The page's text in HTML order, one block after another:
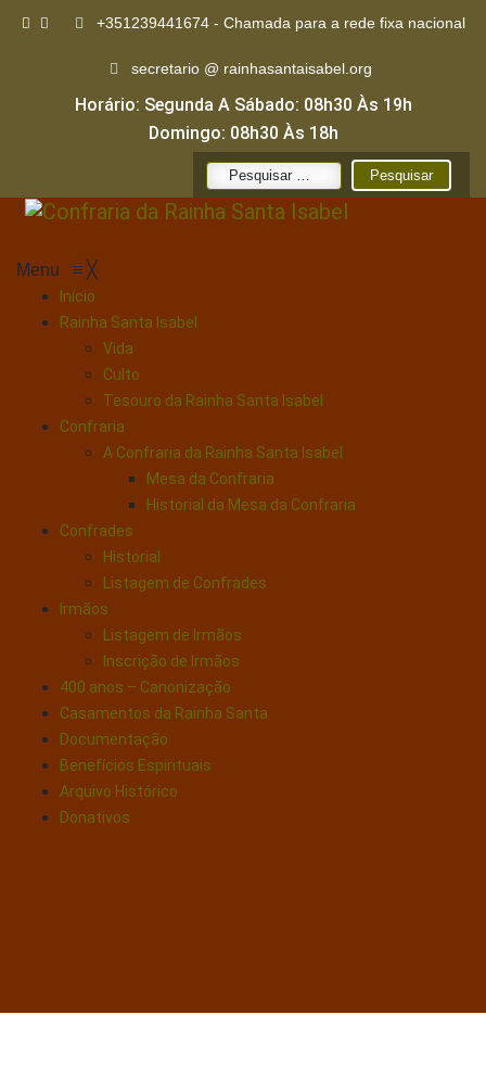
+351239441674 - Chamada para a rede fixa nacional
secretario @ rainhasantaisabel.org
Horário: Segunda A Sábado: 08h30 Às 19h
Domingo: 08h30 Às 18h
Pesquisar
Menu ≡ ╳
Início
Rainha Santa Isabel
Vida
Culto
Tesouro da Rainha Santa Isabel
Confraria
A Confraria da Rainha Santa Isabel
Mesa da Confraria
Historial da Mesa da Confraria
Confrades
Historial
Listagem de Confrades
Irmãos
Listagem de Irmãos
Inscrição de Irmãos
400 anos – Canonização
Casamentos da Rainha Santa
Documentação
Benefícios Espirituais
Arquivo Histórico
Donativos